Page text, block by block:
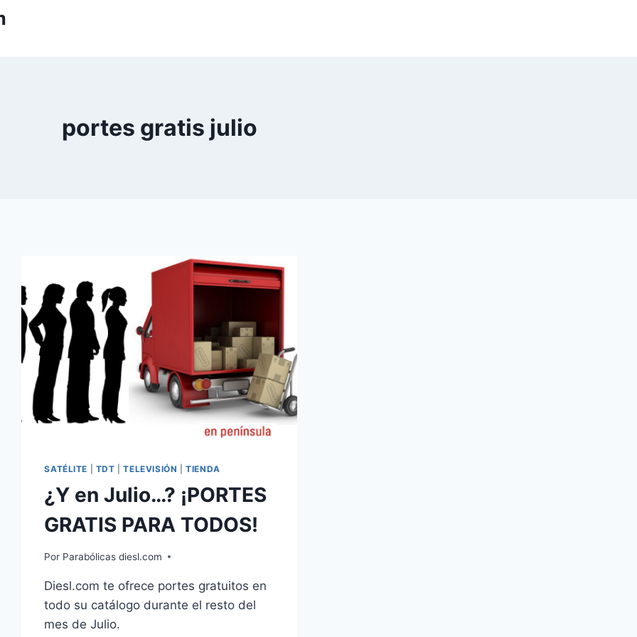
portes gratis julio
SATÉLITE TDT |TELEVISIÓN |TIENDA
¿Y en Julio…? ¡PORTES
GRATIS PARA TODOS!
Por Parabólicas diesl.com
Diesl.com te ofrece portes gratuitos en
todo su catálogo durante el resto del
mes de Julio.